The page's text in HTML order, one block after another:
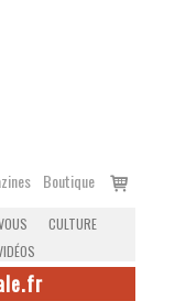
Boutique
Voir
CULTURE